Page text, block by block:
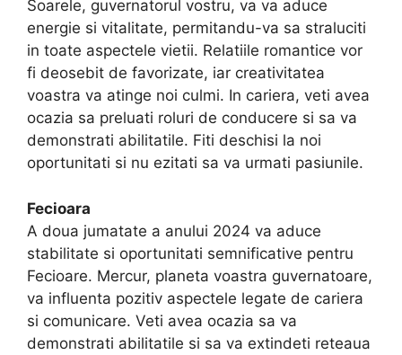
Soarele, guvernatorul vostru, va va aduce
energie si vitalitate, permitandu-va sa straluciti
in toate aspectele vietii. Relatiile romantice vor
fi deosebit de favorizate, iar creativitatea
voastra va atinge noi culmi. In cariera, veti avea
ocazia sa preluati roluri de conducere si sa va
demonstrati abilitatile. Fiti deschisi la noi
oportunitati si nu ezitati sa va urmati pasiunile.
Fecioara
A doua jumatate a anului 2024 va aduce
stabilitate si oportunitati semnificative pentru
Fecioare. Mercur, planeta voastra guvernatoare,
va influenta pozitiv aspectele legate de cariera
si comunicare. Veti avea ocazia sa va
demonstrati abilitatile si sa va extindeti reteaua